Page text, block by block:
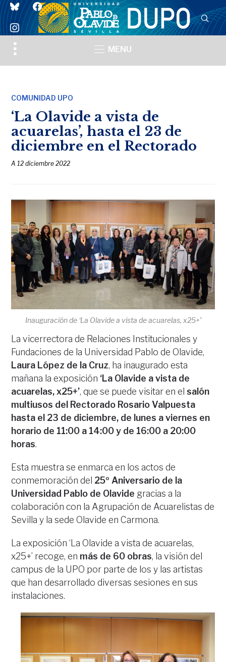
blueskyfacebook
instagram
Toggle
sidebar
MENU
COMUNIDAD UPO
‘La Olavide a vista de
acuarelas’, hasta el 23 de
diciembre en el Rectorado
A12 diciembre 2022
Inauguración de ‘La Olavide a vista de acuarelas, x25+’
La vicerrectora de Relaciones Institucionales y
Fundaciones de la Universidad Pablo de Olavide,
Laura López de la Cruz, ha inaugurado esta
mañana la exposición ‘La Olavide a vista de
acuarelas, x25+’, que se puede visitar en elsalón
multiusos del Rectorado Rosario Valpuesta
hasta el 23 de diciembre, de lunes a viernes en
horario de 11:00 a 14:00 y de 16:00 a 20:00
horas.
Esta muestra se enmarca en los actos de
conmemoración del 25º Aniversario de la
Universidad Pablo de Olavide gracias a la
colaboración con la Agrupación de Acuarelistas de
Sevilla y la sede Olavide en Carmona.
La exposición ‘La Olavide a vista de acuarelas,
x25+’ recoge, en más de 60 obras, la visión del
campus de la UPO por parte de los y las artistas
que han desarrollado diversas sesiones en sus
instalaciones.